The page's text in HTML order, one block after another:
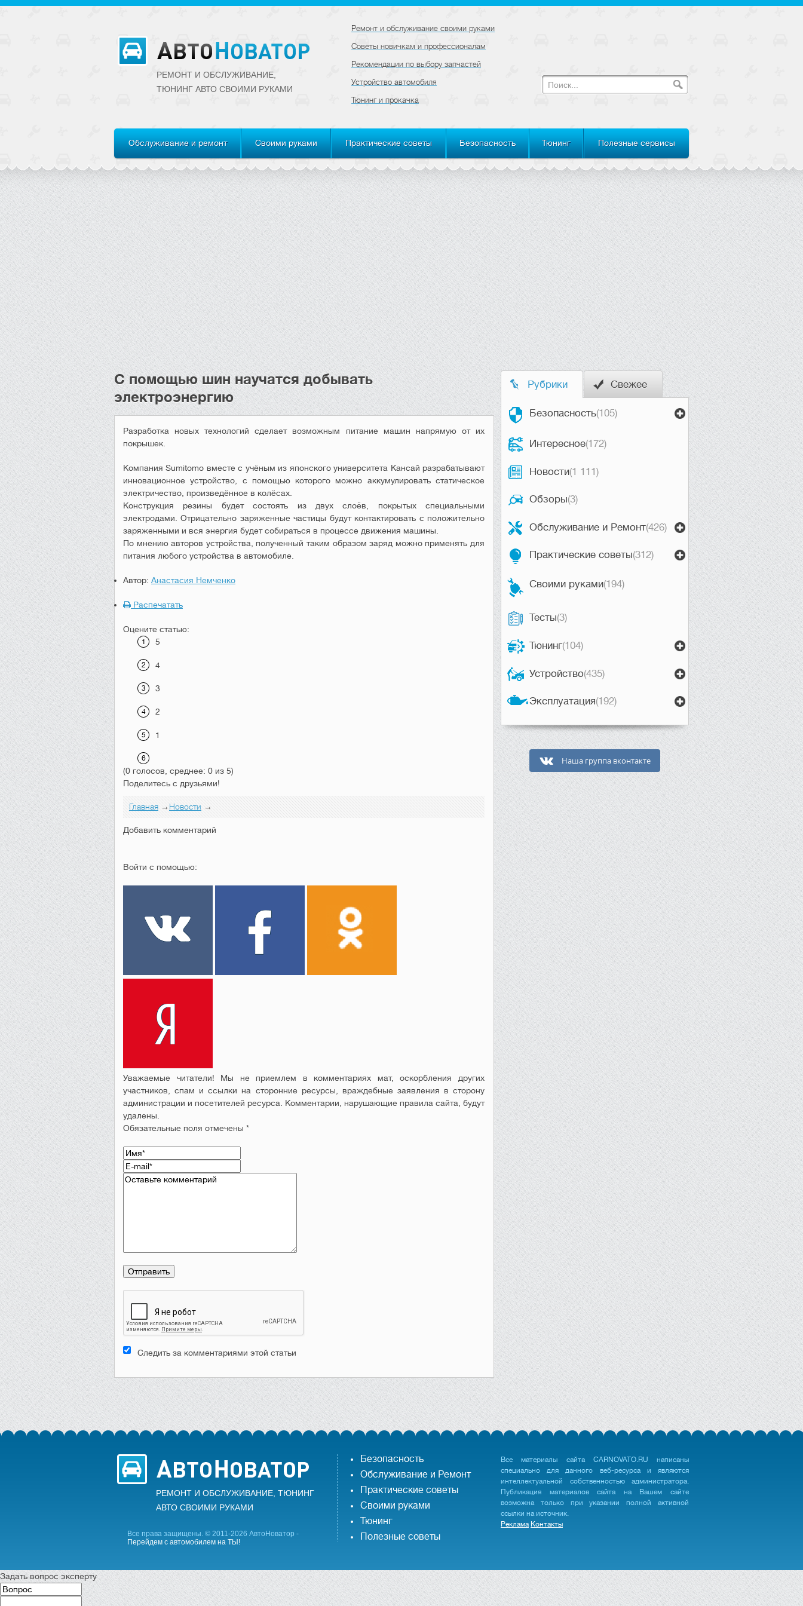
РЕМОНТ И ОБСЛУЖИВАНИЕ,
ТЮНИНГ АВТО CВОИМИ РУКАМИ
Ремонт и обслуживание своими руками
Советы новичкам и профессионалам
Рекомендации по выбору запчастей
Устройство автомобиля
Тюнинг и прокачка
Обслуживание и ремонт Своими руками Практические советы Безопасность Тюнинг Полезные сервисы
С помощью шин научатся добывать
электроэнергию
Разработка новых технологий сделает возможным питание машин напрямую от их
покрышек.
Компания Sumitomo вместе с учёным из японского университета Кансай разрабатывают
инновационное устройство с помощью которого можно аккумулировать статическое
электричество произведённое в колёсах
Конструкция
резины будет состоять из двух слоёв покрытых
специальными
электродами .Отрицательно заряженные частицы будут контактировать с положительно
заряженными и вся энергия будет собираться в процессе движения машины
По мнению авторов устройства полученный таким образом заряд можно применять для
питания любого устройства в автомобиле
Автор: Анастасия Немченко
Распечатать
Оцените статью:
5
4
3
2
1
(0 голосов, среднее: 0 из 5)
Поделитесь с друзьями!
Главная →Новости →
Добавить комментарий
Войти с помощью:
Уважаемые читатели! Мы не приемлем в комментариях мат, оскорбления других
участников, спам и ссылки на сторонние ресурсы, враждебные заявления в сторону
администрации и посетителей ресурса. Комментарии, нарушающие правила сайта, будут
удалены.
Обязательные поля отмечены *
Следить за комментариями этой статьи
Рубрики Свежее
Безопасность(105)
Интересное(172)
Новости(1 111)
Обзоры(3)
Обслуживание и Ремонт(426)
Практические советы(312)
Своими руками(194)
Тесты(3)
Тюнинг(104)
Устройство(435)
Эксплуатация(192)
Наша группа вконтакте
РЕМОНТ И ОБСЛУЖИВАНИЕ, ТЮНИНГ
АВТО CВОИМИ РУКАМИ
Все права защищены. © 2011-2026 АвтоНоватор -
Перейдем с автомобилем на ТЫ!
Безопасность
Обслуживание и Ремонт
Практические советы
Своими руками
Тюнинг
Полезные советы
Все материалы сайта CARNOVATO.RU написаны
специально для данного веб-ресурса и являются
интеллектуальной собственностью администратора.
Публикация материалов сайта на Вашем сайте
возможна только при указании полной активной
ссылки на источник.
Реклама Контакты
Задать вопрос эксперту